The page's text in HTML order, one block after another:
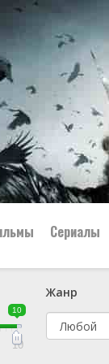
Сериалы
10
10
Жанр